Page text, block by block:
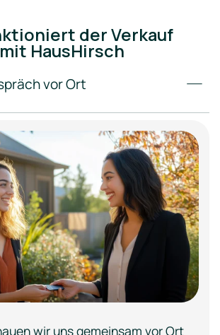
der Verkauf
mit HausHirsch
vor Ort
wir uns gemeinsam vor Ort